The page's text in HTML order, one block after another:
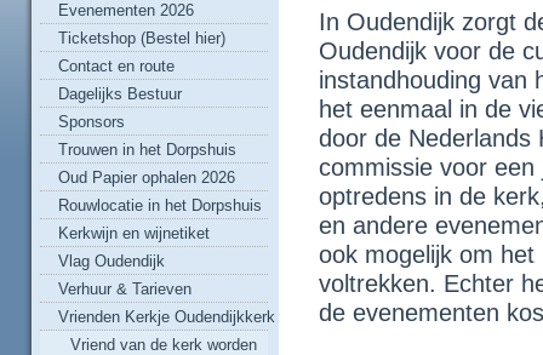
Evenementen 2026
Ticketshop (Bestel hier)
Contact en route
Dagelijks Bestuur
Sponsors
Trouwen in het Dorpshuis
Oud Papier ophalen 2026
Rouwlocatie in het Dorpshuis
Kerkwijn en wijnetiket
Vlag Oudendijk
Verhuur & Tarieven
Vrienden Kerkje Oudendijkkerk
Vriend van de kerk worden
In Oudendijk zorgt
Oudendijk voor de
instandhouding van
het eenmaal in de
door de Nederlands
commissie voor
optredens in de
en andere
ook mogelijk om
voltrekken. Echter
de evenementen